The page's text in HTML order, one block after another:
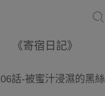
《寄宿日記》
話-被蜜汁浸濕的黑絲